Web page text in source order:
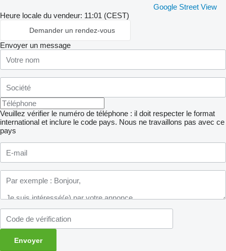
Google Street View
Heure locale du vendeur: 11:01 (CEST)
Demander un rendez-vous
Envoyer un message
Veuillez vérifier le numéro de téléphone : il doit respecter le format
international et inclure le code pays. Nous ne travaillons pas avec ce
pays